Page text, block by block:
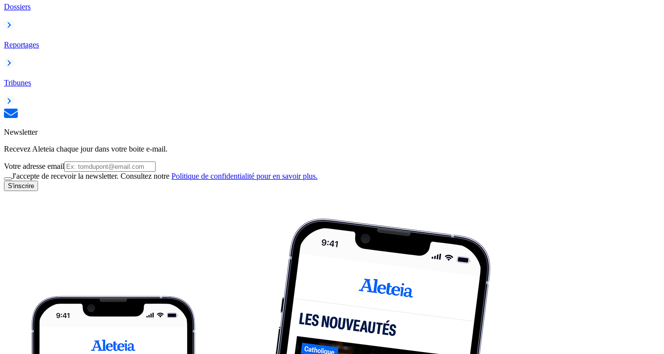
Dossiers
Reportages
Tribunes
Newsletter
Recevez Aleteia chaque jour dans votre boite e-mail.
Votre adresse email
J'accepte de recevoir la newsletter. Consultez notre Politique de confidentialité pour en savoir plus.
S'inscrire